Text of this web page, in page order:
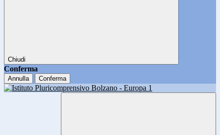
Chiudi
Conferma
Annulla Conferma